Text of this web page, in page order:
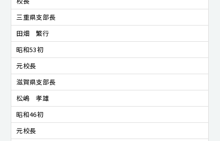
三重県支部長
田畑 繁行
昭和53初
元校長
滋賀県支部長
松嶋 孝雄
昭和46初
元校長